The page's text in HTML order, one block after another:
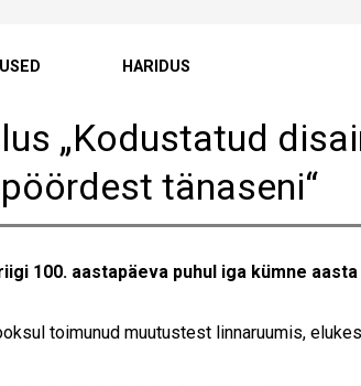
HARIDUS
„Kodustatud
tänaseni“
100. aastapäeva puhul iga kümne
toimunud muutustest linnaruumis,